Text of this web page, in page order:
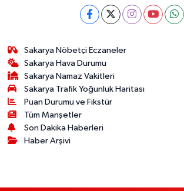
Sakarya Nöbetçi Eczaneler
Sakarya Hava Durumu
Sakarya Namaz Vakitleri
Sakarya Trafik Yoğunluk Haritası
Puan Durumu ve Fikstür
Tüm Manşetler
Son Dakika Haberleri
Haber Arşivi